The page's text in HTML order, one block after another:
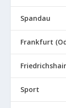
Spandau
Frankfurt
Sport